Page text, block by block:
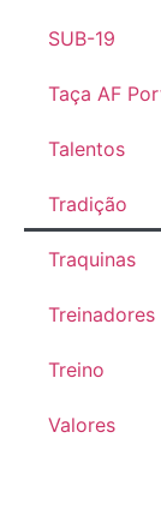
SUB-19
Taça AF
Talentos
Tradição
Traquinas
Treinadores
Treino
Valores